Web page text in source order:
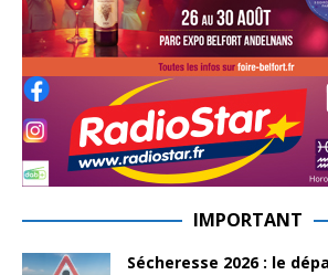
IMPORTANT
Sécheresse 2026 : le